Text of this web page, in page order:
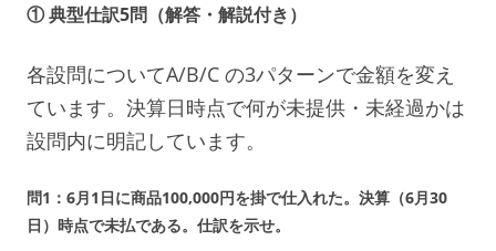
① 典型仕訳5問（解答・解説付き）
各設問についてA/B/C の3パターンで金額を変え
ています。決算日時点で何が未提供・未経過かは
設問内に明記しています。
問1：6月1日に商品100,000円を掛で仕入れた。決算（6月30
日）時点で未払である。仕訳を示せ。